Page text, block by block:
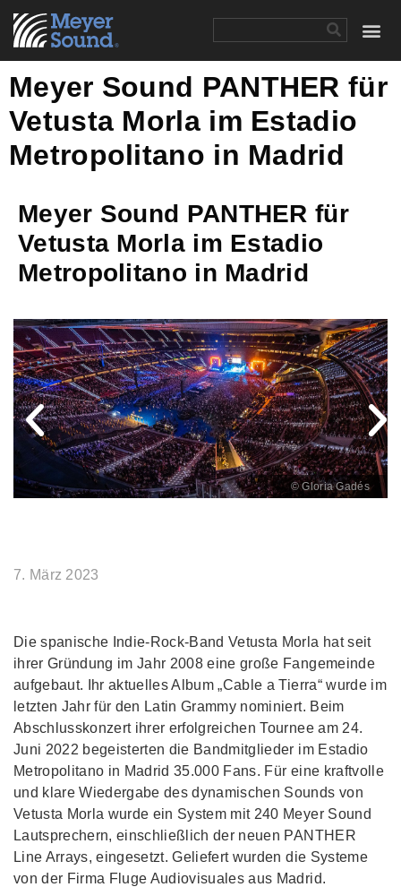
Meyer Sound PANTHER für
Vetusta Morla im Estadio
Metropolitano in Madrid
Meyer Sound PANTHER für
Vetusta Morla im Estadio
Metropolitano in Madrid
© Gloria Gadés
7. März 2023
Die spanische Indie-Rock-Band Vetusta Morla hat seit
ihrer Gründung im Jahr 2008 eine große Fangemeinde
aufgebaut. Ihr aktuelles Album „Cable a Tierra“ wurde im
letzten Jahr für den Latin Grammy nominiert. Beim
Abschlusskonzert ihrer erfolgreichen Tournee am 24.
Juni 2022 begeisterten die Bandmitglieder im Estadio
Metropolitano in Madrid 35.000 Fans. Für eine kraftvolle
und klare Wiedergabe des dynamischen Sounds von
Vetusta Morla wurde ein System mit 240 Meyer Sound
Lautsprechern, einschließlich der neuen PANTHER
Line Arrays, eingesetzt. Geliefert wurden die Systeme
von der Firma Fluge Audiovisuales aus Madrid.